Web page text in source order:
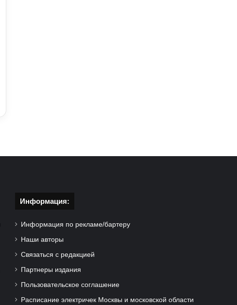
Информация:
Информация по рекламе/бартеру
Наши авторы
Связаться с редакцией
Партнеры издания
Пользовательское соглашение
Расписание электричек Москвы и московской области